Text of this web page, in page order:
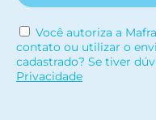
Você autoriza a
contato ou utilizar o
cadastrado? Se tiver
Privacidade